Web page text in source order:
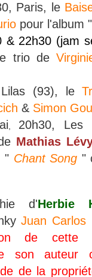
Paris, le
pour l'album "
& 22h30 (jam
le trio de
(93), le
& Simon
20h30, Les
Mathias
" Chant Song "
d'Herbie
Juan Carlos
de cette
son auteur
de la